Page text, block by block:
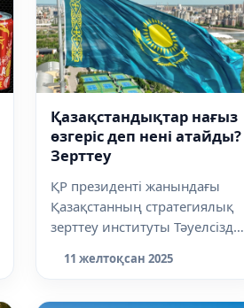
Қазақстандықтар нағыз
өзгеріс деп нені атайды?
Зерттеу
ҚР президенті жанындағы
Қазақстанның стратегиялық
зерттеу институты Тәуелсіздік
қаз...
11 желтоқсан 2025